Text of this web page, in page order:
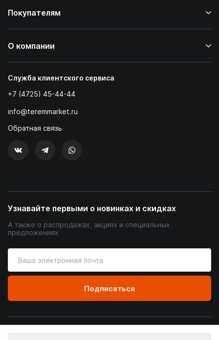
Покупателям
О компании
Служба клиентского сервиса
+7 (4725) 45-44-44
info@teremmarket.ru
Обратная связь
Узнавайте первыми о новинках и скидках
А также о распродажах, акциях и специальных
предложениях
ваш
адрес
почты
Подписаться